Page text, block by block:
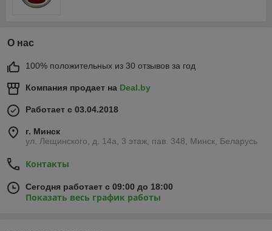
О нас
100% положительных из 30 отзывов за год
Компания продает на Deal.by
Работает с 03.04.2018
г. Минск
ул. Лещинского, д. 14а, 3 этаж, пав. 348, Минск, Беларусь
Контакты
Сегодня работает с 09:00 до 18:00
Показать весь график работы